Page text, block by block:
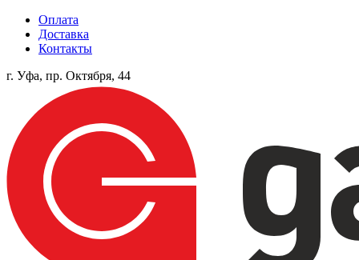
Оплата
Доставка
Контакты
г. Уфа, пр. Октября, 44